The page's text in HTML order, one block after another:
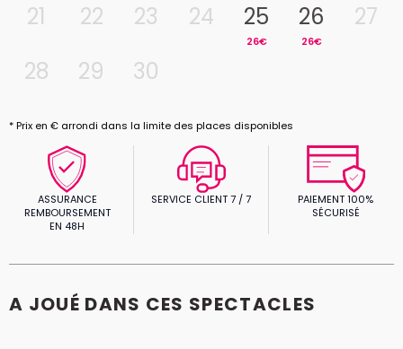
21 22 23 24 25
26€
26
26€
27
28
29 30
* Prix en € arrondi dans la limite des places disponibles
ASSURANCE
REMBOURSEMENT
EN 48H
SERVICE CLIENT 7 / 7
PAIEMENT 100%
SÉCURISÉ
A JOUÉ DANS CES SPECTACLES